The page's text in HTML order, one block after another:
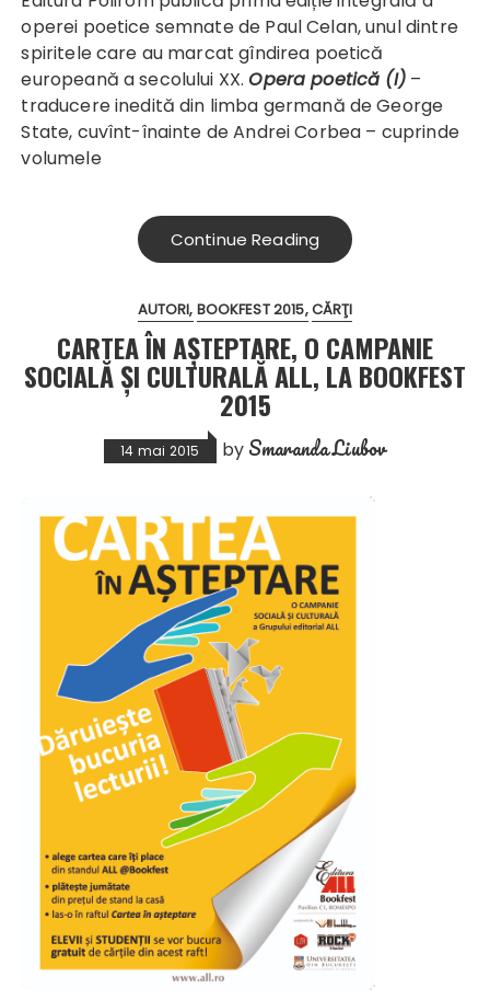
operei poetice semnate de Paul Celan, unul dintre
spiritele care au marcat gîndirea poetică
europeană a secolului XX.Opera poetică (I)–
traducere inedită din limba germană de George
State, cuvînt-înainte de Andrei Corbea – cuprinde
volumele
Continue Reading
AUTORI BOOKFEST 2015 CĂRŢI
CARTEA ÎN AȘTEPTARE, O CAMPANIE
SOCIALĂ ȘI CULTURALĂ ALL, LA BOOKFEST
2015
14 mai 2015 by Smaranda Liubov